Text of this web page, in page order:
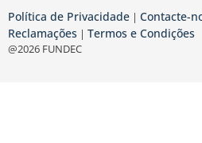
Política de Privacidade | Contacte-
Reclamações | Termos e Condições
@2026 FUNDEC